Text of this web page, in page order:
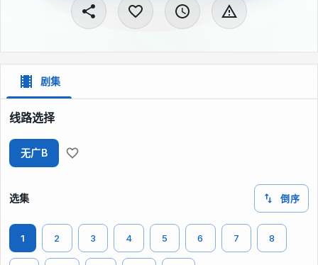
剧集
线路选择
无广B
选集 倒序
1 2 3 4 5 6 7 8